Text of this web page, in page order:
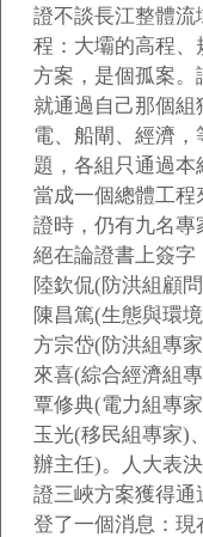
證不談長江整體流
程：大壩的高程、
方案，是個孤案。
就通過自己那個組
電、船閘、經濟
題，各組只通過
當成一個總體工程
證時，仍有九名專
絕在論證書上簽字
陸欽侃(防洪組顧
陳昌篤(生態與環
方宗岱(防洪組專
來喜(綜合經濟組
覃修典(電力組專
玉光(移民組專家)
辦主任)。人大表
證三峽方案獲得通
登了一個消息：現